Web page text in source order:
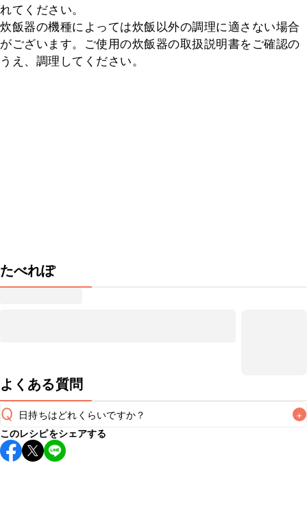
れてください。
炊飯器の機種によっては炊飯以外の調理に適さない場合
がございます。ご使用の炊飯器の取扱説明書をご確認の
うえ、調理してください。
たべれぽ
よくある質問
Q 日持ちはどれくらいですか？ +
保存期間は冷蔵で翌日中が目安です。なるべくお早めにお召
し上がりください。
このレシピをシェアする